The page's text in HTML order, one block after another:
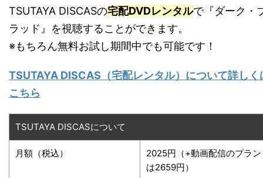
TSUTAYA DISCASの宅配DVDレンタルで『ダーク・
ラッド』を視聴することができます。
※もちろん無料お試し期間中でも可能です！
TSUTAYA DISCAS（宅配レンタル）について詳しく
こちら
TSUTAYA DISCASについて
月額（税込）
2025円（+動画配信のプラン
は2659円）